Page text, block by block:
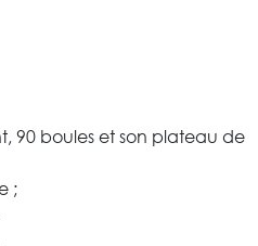
90 boules et son plateau de
;